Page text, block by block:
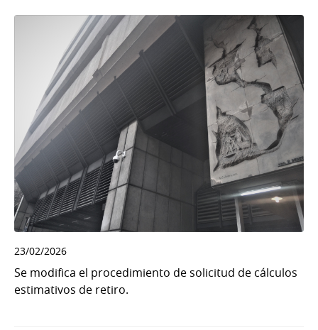
23/02/2026
Se modifica el procedimiento de solicitud de cálculos
estimativos de retiro.